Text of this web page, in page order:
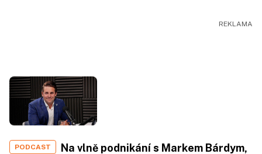
PODCAST
Na vlně podnikání s Markem Bárdym,